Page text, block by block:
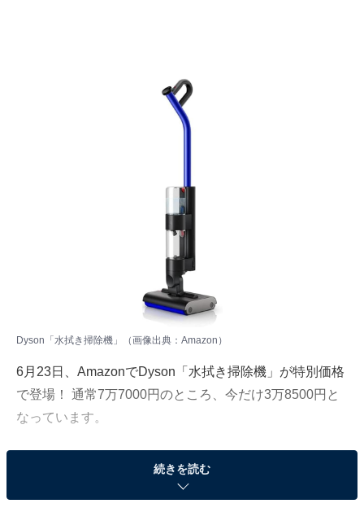
Dyson「水拭き掃除機」（画像出典：Amazon）
6月23日、 AmazonでDyson「水拭き掃除機」が特別価格
で登場！ 通常7万7000円のところ、今だけ3万8500円と
なっています。
そのほかにも注目の商品がラインナップされているので,
あわせて紹介していきましょう。
続きを読む